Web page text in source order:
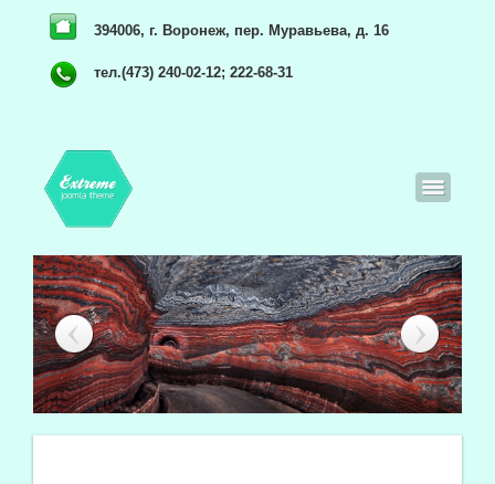
394006, г. Воронеж, пер. Муравьева, д. 16
тел.(473) 240-02-12; 222-68-31